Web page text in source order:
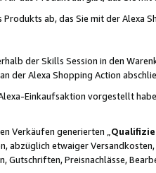
Produkts ab, das Sie mit der Alexa
der Skills Session in den
der Alexa Shopping Action
Einkaufsaktion vorgestellt
Verkäufen generierten „
abzüglich etwaiger
Gutschriften, Preisnachlässe,